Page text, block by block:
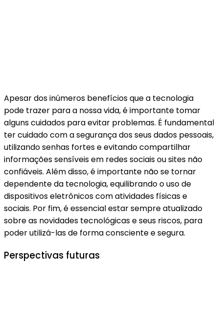
Apesar dos inúmeros benefícios que a tecnologia
pode trazer para a nossa vida, é importante tomar
alguns cuidados para evitar problemas. É fundamental
ter cuidado com a segurança dos seus dados pessoais,
utilizando senhas fortes e evitando compartilhar
informações sensíveis em redes sociais ou sites não
confiáveis. Além disso, é importante não se tornar
dependente da tecnologia, equilibrando o uso de
dispositivos eletrônicos com atividades físicas e
sociais. Por fim, é essencial estar sempre atualizado
sobre as novidades tecnológicas e seus riscos, para
poder utilizá-las de forma consciente e segura.
Perspectivas futuras